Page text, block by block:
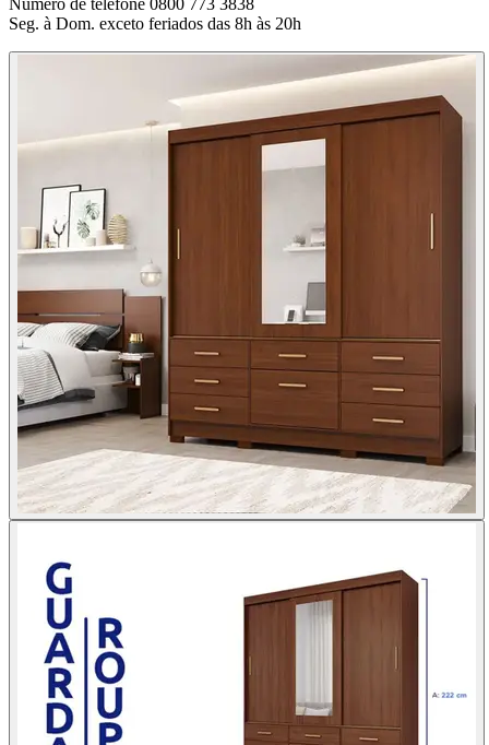
Seg. à Dom. exceto feriados das 8h às 20h